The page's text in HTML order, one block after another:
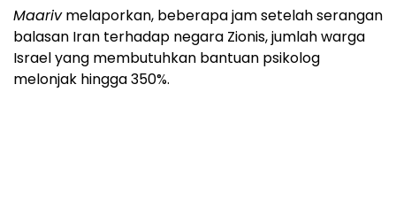
Maarivmelaporkan, beberapa jam setelah serangan
balasan Iran terhadap negara Zionis, jumlah warga
Israel yang membutuhkan bantuan psikolog
melonjak hingga 350%.